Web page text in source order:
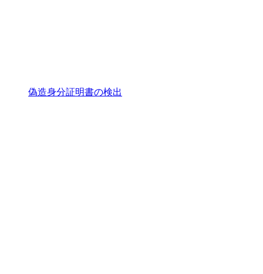
偽造身分証明書の検出